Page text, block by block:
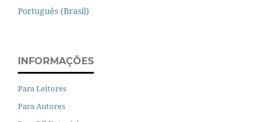
Português (Brasil)
INFORMAÇÕES
Para Leitores
Para Autores